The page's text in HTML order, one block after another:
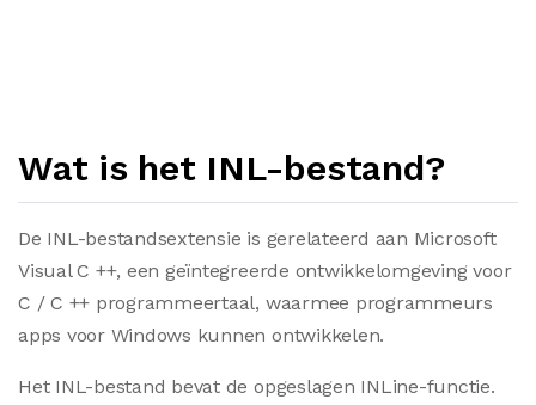
Wat is het INL-bestand?
De INL-bestandsextensie is gerelateerd aan Microsoft
Visual C ++, een geïntegreerde ontwikkelomgeving voor
C / C ++ programmeertaal, waarmee programmeurs
apps voor Windows kunnen ontwikkelen.
Het INL-bestand bevat de opgeslagen INLine-functie.